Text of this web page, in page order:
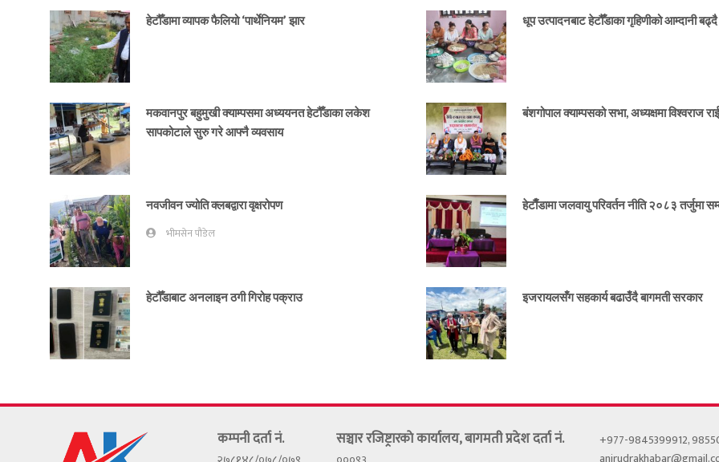
हेटौँडामा व्यापक फैलियो ‘पार्थेनियम’ झार धूप उत्पादनबाट हेटौँडाका गृहिणीको आम्दानी बढ्दै
मकवानपुर बहुमुखी क्याम्पसमा अध्ययनत हेटौँडाका लकेश
सापकोटाले सुरु गरे आफ्नै व्यवसाय
बंशगोपाल क्याम्पसको सभा, अध्यक्षमा विश्वराज
नवजीवन ज्योति क्लबद्वारा वृक्षरोपण
भीमसेन पौडेल
हेटाैँडामा जलवायु परिवर्तन नीति २०८३ तर्जुमा
हेटौँडाबाट अनलाइन ठगी गिरोह पक्राउ इजरायलसँग सहकार्य बढाउँदै बागमती सरकार
कम्पनी दर्ता नं. सञ्चार रजिष्ट्रारकाे कार्यालय, बागमती प्रदेश दर्ता नं.
+977-9845399912,